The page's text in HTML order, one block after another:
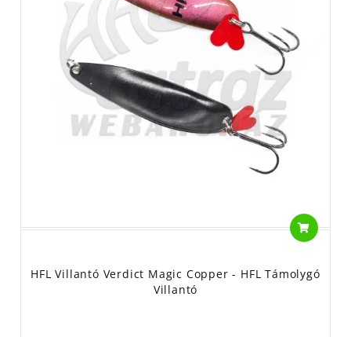
HFL Villantó Verdict Magic Copper - HFL Támolygó
Villantó